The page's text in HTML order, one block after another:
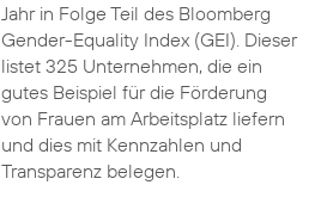
Jahr in Folge Teil des Bloomberg
Gender-Equality Index (GEI). Dieser
listet 325 Unternehmen, die ein
gutes Beispiel für die Förderung
von Frauen am Arbeitsplatz liefern
und dies mit Kennzahlen und
Transparenz belegen.